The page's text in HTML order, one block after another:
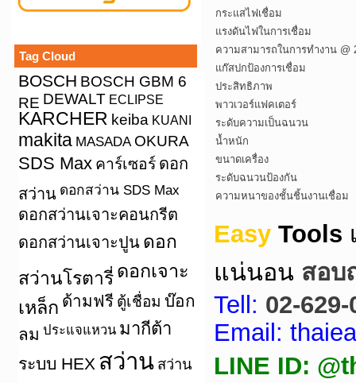
Tag Cloud
BOSCH BOSCH GBM 6
RE DEWALT ECLIPSE
KARCHER keiba KUANI
makita MASADA OKURA
SDS Max คาร์เซอร์ ดอก
สว่าน ดอกสว่าน SDS Max
ดอกสว่านเจาะคอนกรีต
ดอกสว่านเจาะปูน ดอก
สว่านโรตารี่ ดอกเจาะ
เหล็ก ด้ามฟรี ตู้เชื่อม บ๊อก
ลม ประแจแหวน มากีต้า
ระบบ HEX สว่าน สว่าน
กระแสไฟเชื่อม
แรงดันไฟในการเชื่อม
ความสามารถในการทำงาน @
แก๊สปกป้องการเชื่อม
ประสิทธิภาพ
พาวเวอร์แฟคเตอร์
ระดับความเป็นฉนวน
น้ำหนัก
ขนาดเครื่อง
ระดับฉนวนป้องกัน
ความหนาของชั้นชิ้นงานเชื่อม
Easy Tools
แน่นอน สอบ
Tell: 02-629-
Email:
LINE ID: